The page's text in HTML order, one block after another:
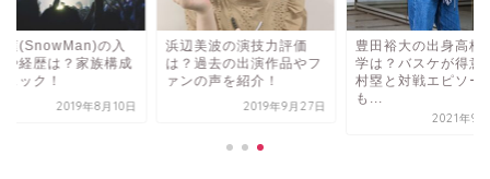
蓮(SnowMan)の入
や経歴は？家族構成
ェック！
2019年8月10日
浜辺美波の演技力評価
は？過去の出演作品やフ
ァンの声を紹介！
2019年9月27日
豊田裕大の出身高校
学は？バスケが得意
村塁と対戦エピソー
も...
2021年9